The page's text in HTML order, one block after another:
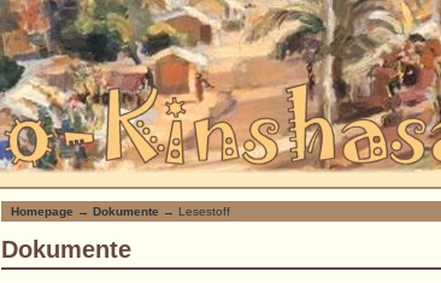
Homepage → Dokumente → Lesestoff
Dokumente